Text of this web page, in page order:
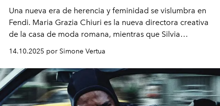
Una nueva era de herencia y feminidad se vislumbra en
Fendi. Maria Grazia Chiuri es la nueva directora creativa
de la casa de moda romana, mientras que Silvia
14.10.2025 por Simone Vertua